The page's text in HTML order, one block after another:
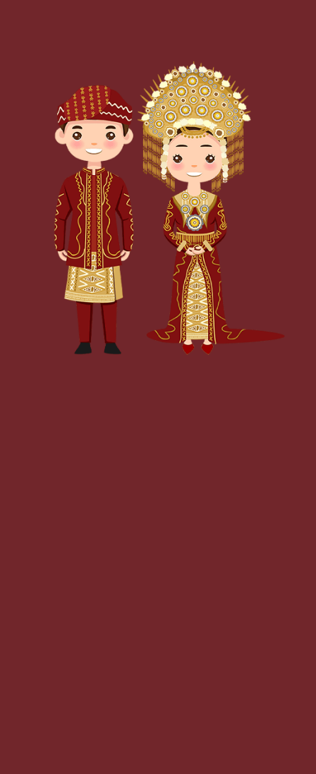
Maimbau Baralek
Lia & Denni